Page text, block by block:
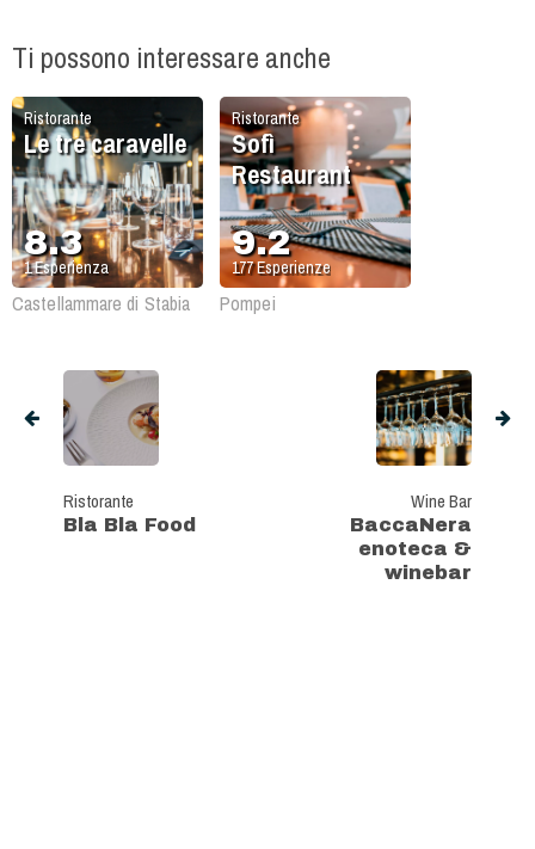
Ti possono interessare anche
Ristorante
Le tre caravelle
8.3
1Esperienza
Castellammare di Stabia
Ristorante
Sofì
Restaurant
9.2
177Esperienze
Pompei
Ristorante
Bla Bla Food
Wine Bar
BaccaNera
enoteca &
winebar